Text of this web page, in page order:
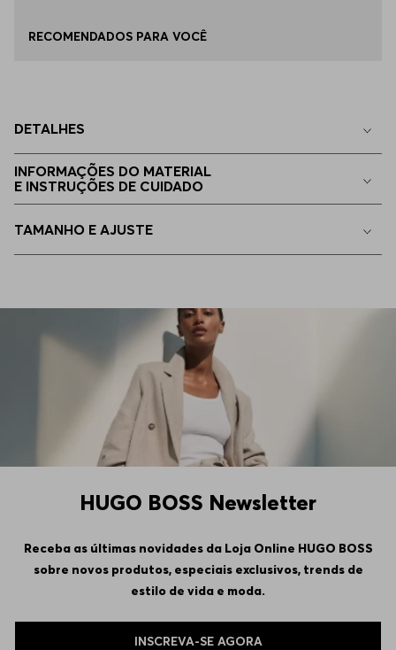
EG - XL
RECOMENDADOS PARA VOCÊ
DETALHES
INFORMAÇÕES DO MATERIAL
E INSTRUÇÕES DE CUIDADO
TAMANHO E AJUSTE
HUGO BOSS Newsletter
Receba as últimas novidades da Loja Online HUGO BOSS
sobre novos produtos, especiais exclusivos, trends de
estilo de vida e moda.
INSCREVA-SE AGORA